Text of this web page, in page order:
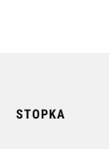
STOPKA